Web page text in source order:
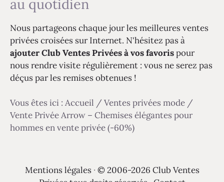
au quotidien
Nous partageons chaque jour les meilleures ventes
privées croisées sur Internet. N'hésitez pas à
ajouter Club Ventes Privées à vos favorispour
nous rendre visite régulièrement : vous ne serez pas
déçus par les remises obtenues !
Vous êtes ici : Accueil / Ventes privées mode /
Vente Privée Arrow – Chemises élégantes pour
hommes en vente privée (-60%)
Mentions légales · © 2006-2026 Club Ventes